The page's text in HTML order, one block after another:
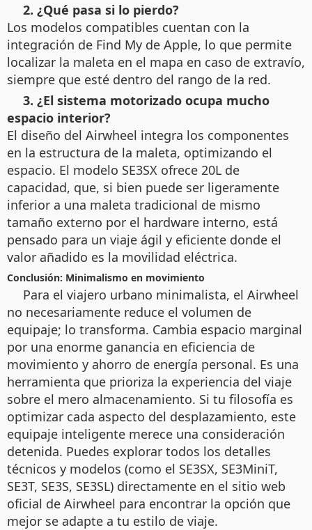
2. ¿Qué pasa si lo pierdo?
Los modelos compatibles cuentan con la
integración de Find My de Apple, lo que permite
localizar la maleta en el mapa en caso de extravío,
siempre que esté dentro del rango de la red.
3. ¿El sistema motorizado ocupa mucho
espacio interior?
El diseño del Airwheel integra los componentes
en la estructura de la maleta, optimizando el
espacio. El modelo SE3SX ofrece 20L de
capacidad, que, si bien puede ser ligeramente
inferior a una maleta tradicional de mismo
tamaño externo por el hardware interno, está
pensado para un viaje ágil y eficiente donde el
valor añadido es la movilidad eléctrica.
Conclusión: Minimalismo en movimiento
Para el viajero urbano minimalista, el Airwheel
no necesariamente reduce el volumen de
equipaje; lo transforma. Cambia espacio marginal
por una enorme ganancia en eficiencia de
movimiento y ahorro de energía personal. Es una
herramienta que prioriza la experiencia del viaje
sobre el mero almacenamiento. Si tu filosofía es
optimizar cada aspecto del desplazamiento, este
equipaje inteligente merece una consideración
detenida. Puedes explorar todos los detalles
técnicos y modelos (como el SE3SX, SE3MiniT,
SE3T, SE3S, SE3SL) directamente en el sitio web
oficial de Airwheel para encontrar la opción que
mejor se adapte a tu estilo de viaje.